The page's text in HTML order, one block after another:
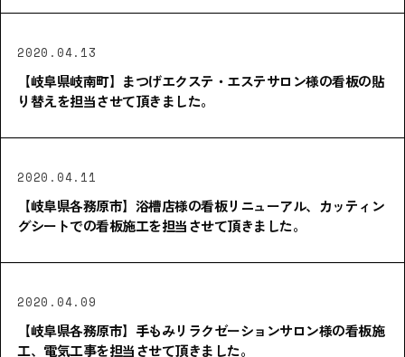
2020.04.13
【岐阜県岐南町】まつげエクステ・エステサロン様の看板の貼
り替えを担当させて頂きました。
2020.04.11
【岐阜県各務原市】浴槽店様の看板リニューアル、カッティン
グシートでの看板施工を担当させて頂きました。
2020.04.09
【岐阜県各務原市】手もみリラクゼーションサロン様の看板施
工、電気工事を担当させて頂きました。